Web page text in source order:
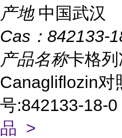
产地 中国武汉
Cas： 842133-
产品名称卡格
Canagliflozin对
号:842133-18-0
品 >